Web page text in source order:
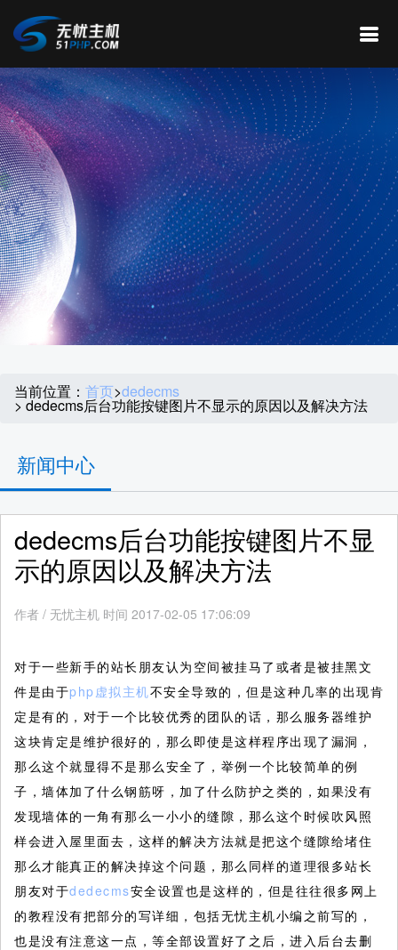
当前位置： 首页>dedecms
> dedecms后台功能按键图片不显示的原因以及解决方法
新闻中心
dedecms后台功能按键图片不显
示的原因以及解决方法
作者 / 无忧主机 时间 2017-02-05 17:06:09
对于一些新手的站长朋友认为空间被挂马了或者是被挂黑文
件是由于php虚拟主机不安全导致的，但是这种几率的出现肯
定是有的，对于一个比较优秀的团队的话，那么服务器维护
这块肯定是维护很好的，那么即使是这样程序出现了漏洞，
那么这个就显得不是那么安全了，举例一个比较简单的例
子，墙体加了什么钢筋呀，加了什么防护之类的，如果没有
发现墙体的一角有那么一小小的缝隙，那么这个时候吹风照
样会进入屋里面去，这样的解决方法就是把这个缝隙给堵住
那么才能真正的解决掉这个问题，那么同样的道理很多站长
朋友对于dedecms安全设置也是这样的，但是往往很多网上
的教程没有把部分的写详细，包括无忧主机小编之前写的，
也是没有注意这一点，等全部设置好了之后，进入后台去删